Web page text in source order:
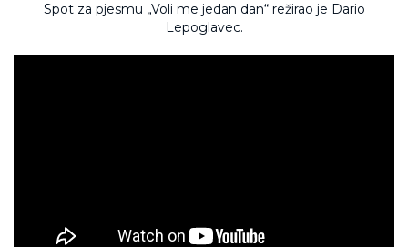
Spot za pjesmu „Voli me jedan dan“ režirao je Dario
Lepoglavec.